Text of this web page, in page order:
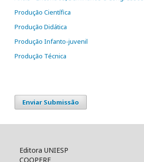
Produção Científica
Produção Didática
Produção Infanto-juvenil
Produção Técnica
Enviar Submissão
Editora UNIESP
COOPERE